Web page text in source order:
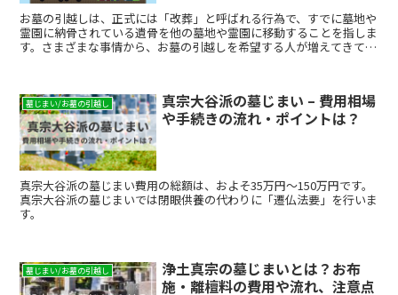
お墓の引越しは、正式には「改葬」と呼ばれる行為で、すでに墓地や
霊園に納骨されている遺骨を他の墓地や霊園に移動することを指しま
す。さまざまな事情から、お墓の引越しを希望する人が増えてきてい
ります。また、引越しの方法もいくつかあり、自分の状況と希望に合
った方法を選択することが重要です。ここでは、できる限りスムーズ
に引越しができるように、改葬の手順について解説します。
墓じまい/お墓の引越し
真宗大谷派の墓じまい – 費用相場
や手続きの流れ・ポイントは？
真宗大谷派の墓じまい費用の総額は、およそ35万円～150万円です。
真宗大谷派の墓じまいでは閉眼供養の代わりに「遷仏法要」を行いま
す。
墓じまい/お墓の引越し
浄土真宗の墓じまいとは？お布
施・離檀料の費用や流れ、注意点